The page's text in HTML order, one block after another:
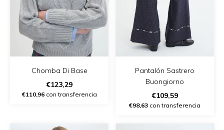
Chomba Di Base
€123,29
€110,96con transferencia
Pantalón Sastrero
Buongiorno
€109,59
€98,63 con transferencia